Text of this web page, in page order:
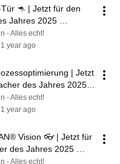
🦘 | Jetzt für den
Jahres 2025
🚀
- Alles echt!
1 year ago
| Jetzt
des Jahres 2025
🚀
- Alles echt!
1 year ago
Vision 👓 | Jetzt für
des Jahres 2025
🚀
- Alles echt!